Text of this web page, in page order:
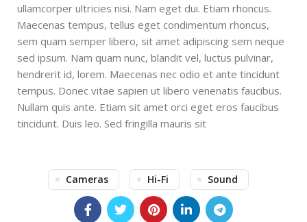
ullamcorper ultricies nisi. Nam eget dui. Etiam rhoncus.
Maecenas tempus, tellus eget condimentum rhoncus,
sem quam semper libero, sit amet adipiscing sem neque
sed ipsum. Nam quam nunc, blandit vel, luctus pulvinar,
hendrerit id, lorem. Maecenas nec odio et ante tincidunt
tempus. Donec vitae sapien ut libero venenatis faucibus.
Nullam quis ante. Etiam sit amet orci eget eros faucibus
tincidunt. Duis leo. Sed fringilla mauris sit
Cameras Hi-Fi Sound